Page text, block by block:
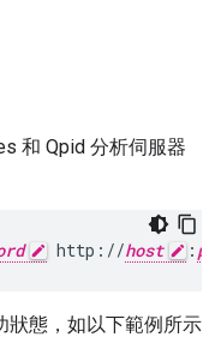
和 Qpid 分析伺服器
http://host :
狀態，如以下範例所示